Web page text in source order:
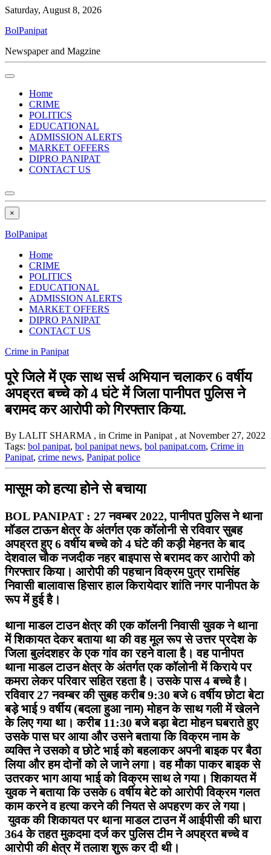
Saturday, August 8, 2026
BolPanipat
Newspaper and Magzine
Home
CRIME
POLITICS
EDUCATIONAL
ADMISSION ALERTS
MARKET OFFERS
DIPRO PANIPAT
CONTACT US
×
BolPanipat
Home
CRIME
POLITICS
EDUCATIONAL
ADMISSION ALERTS
MARKET OFFERS
DIPRO PANIPAT
CONTACT US
Crime in Panipat
पूरे जिले में एक साथ सर्च अभियान चलाकर 6 वर्षीय
अपह्रत बच्चे को 4 घंटे में जिला पानीपत पुलिस ने
बरामद कर आरोपी को गिरफ्तार किया.
By LALIT SHARMA , in Crime in Panipat , at November 27, 2022
Tags: bol panipat, bol panipat news, bol panipat.com, Crime in
Panipat, crime news, Panipat police
मासूम को हत्या होने से बचाया
BOL PANIPAT : 27 नवम्बर 2022, पानीपत पुलिस ने थाना
मॉडल टाऊन क्षेत्र के अंतर्गत एक कॉलोनी से रविवार सुबह
अपह्रत हुए 6 वर्षीय बच्चे को 4 घंटे की कड़ी मेहनत के बाद
देशवाल चौक नजदीक नहर बाइपास से बरामद कर आरोपी को
गिरफ्तार किया। आरोपी की पहचान विक्रम पुत्र रामसिंह
निवासी बालावास हिसार हाल किरायेदार शांति नगर पानीपत के
रूप में हुई है।
थाना माडल टाउन क्षेत्र की एक कॉलनी निवासी युवक ने थाना
में शिकायत देकर बताया था की वह मूल रूप से उत्तर प्रदेश के
जिला बुलंदशहर के एक गांव का रहने वाला है। वह पानीपत
थाना माडल टाउन क्षेत्र के अंतर्गत एक कॉलोनी में किराये पर
कमरा लेकर परिवार सहित रहता है। उसके पास 4 बच्चे है।
रविवार 27 नवम्बर की सुबह करीब 9:30 बजे 6 वर्षीय छोटा बेटा
बड़े भाई 9 वर्षीय (बदला हुआ नाम) मोहन के साथ गली में खेलने
के लिए गया था। करीब 11:30 बजे बड़ा बेटा मोहन घबराते हुए
उसके पास घर आया और उसने बताया कि विक्रम नाम के
व्यक्ति ने उसको व छोटे भाई को बहलाकर अपनी बाइक पर बैठा
लिया और हम दोनों को ले जाने लगा। वह मौका पाकर बाइक से
उतरकर भाग आया भाई को विक्रम साथ ले गया। शिकायत में
युवक ने बताया कि उसके 6 वर्षीय बेटे को आरोपी विक्रम गलत
काम करने व हत्या करने की नियत से अपहरण कर ले गया।
युवक की शिकायत पर थाना माडल टाउन में आईपीसी की धारा
364 के तहत मुकदमा दर्ज कर पुलिस टीम ने अपह्रत बच्चे व
आरोपी की क्षेत्र में तलाश शुरू कर दी थी।